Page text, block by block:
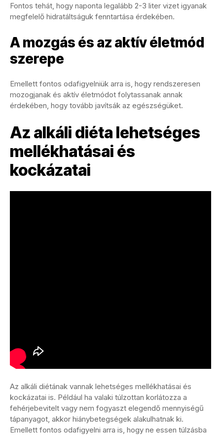
Fontos tehát, hogy naponta legalább 2-3 liter vizet igyanak
megfelelő hidratáltságuk fenntartása érdekében.
A mozgás és az aktív életmód
szerepe
Emellett fontos odafigyelniük arra is, hogy rendszeresen
mozogjanak és aktív életmódot folytassanak annak
érdekében, hogy tovább javítsák az egészségüket.
Az alkáli diéta lehetséges
mellékhatásai és
kockázatai
Az alkáli diétának vannak lehetséges mellékhatásai és
kockázatai is. Például ha valaki túlzottan korlátozza a
fehérjebevitelt vagy nem fogyaszt elegendő mennyiségű
tápanyagot, akkor hiánybetegségek alakulhatnak ki.
Emellett fontos odafigyelni arra is, hogy ne essen túlzásba